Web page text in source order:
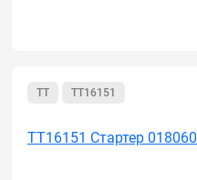
TT TT16151
TT16151 Стартер 018060